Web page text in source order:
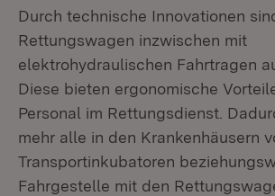
Durch technische Innovationen
Rettungswagen inzwischen mit
elektrohydraulischen Fahrtragen
Diese bieten ergonomische
Personal im Rettungsdienst.
mehr alle in den Krankenhäusern
Transportinkubatoren
Fahrgestelle mit den